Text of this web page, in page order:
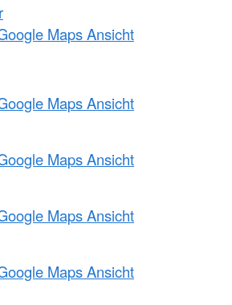
Maps Ansicht
Maps Ansicht
Maps Ansicht
Maps Ansicht
Maps Ansicht